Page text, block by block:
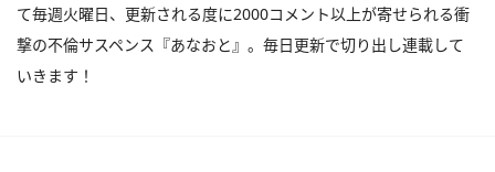
て毎週火曜日、更新される度に2000コメント以上が寄せられる衝
撃の不倫サスペンス『あなおと』。毎日更新で切り出し連載して
いきます！